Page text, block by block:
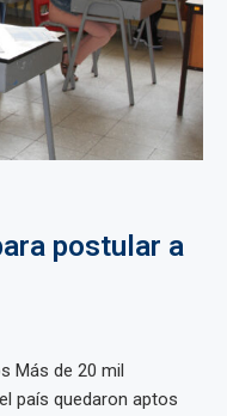
postular a
Más de 20 mil
país quedaron aptos